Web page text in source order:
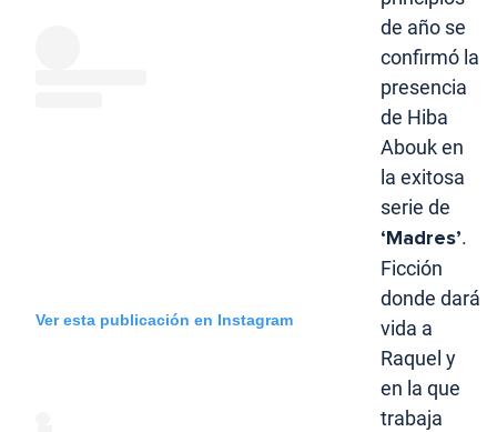
Ver esta publicación en Instagram
de año se
confirmó la
presencia
de Hiba
Abouk en
la exitosa
serie de
‘Madres’.
Ficción
donde dará
vida a
Raquel y
en la que
trabaja